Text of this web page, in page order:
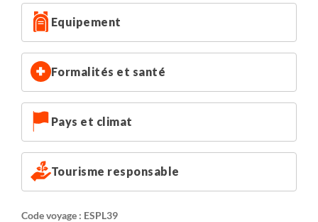
Equipement
Formalités et santé
Pays et climat
Tourisme responsable
Code voyage : ESPL39